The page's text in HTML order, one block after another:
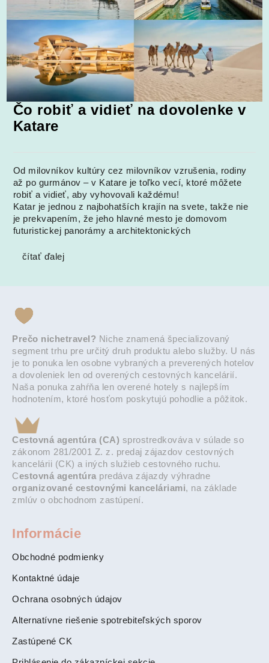
Čo robiť a vidieť na dovolenke v
Katare
Od milovníkov kultúry cez milovníkov vzrušenia, rodiny
až po gurmánov – v Katare je toľko vecí, ktoré môžete
robiť a vidieť, aby vyhovovali každému!
Katar je jednou z najbohatších krajín na svete, takže nie
je prekvapením, že jeho hlavné mesto je domovom
futuristickej panorámy a architektonických
čítať ďalej
Prečo nichetravel? Niche znamená špecializovaný
segment trhu pre určitý druh produktu alebo služby. U nás
je to ponuka len osobne vybraných a preverených hotelov
a dovoleniek len od overených cestovných kancelárií.
Naša ponuka zahŕňa len overené hotely s najlepším
hodnotením, ktoré hosťom poskytujú pohodlie a pôžitok.
Cestovná agentúra (CA) sprostredkováva v súlade so
zákonom 281/2001 Z. z. predaj zájazdov cestovných
kancelárii (CK) a iných služieb cestovného ruchu.
Cestovná agentúra predáva zájazdy výhradne
organizované cestovnými kanceláriami, na základe
zmlúv o obchodnom zastúpení.
Informácie
Obchodné podmienky
Kontaktné údaje
Ochrana osobných údajov
Alternatívne riešenie spotrebiteľských sporov
Zastúpené CK